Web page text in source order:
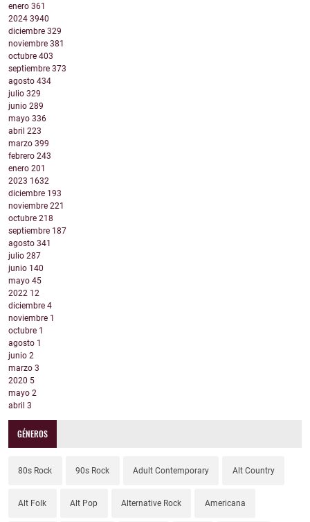
enero 361
2024 3940
diciembre 329
noviembre 381
octubre 403
septiembre 373
agosto 434
julio 329
junio 289
mayo 336
abril 223
marzo 399
febrero 243
enero 201
2023 1632
diciembre 193
noviembre 221
octubre 218
septiembre 187
agosto 341
julio 287
junio 140
mayo 45
2022 12
diciembre 4
noviembre 1
octubre 1
agosto 1
junio 2
marzo 3
2020 5
mayo 2
abril 3
GÉNEROS
80s Rock 90s Rock Adult Contemporary Alt Country
Alt Folk Alt Pop Alternative Rock Americana